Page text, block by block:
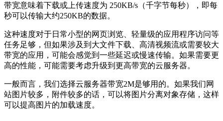
带宽意味着下载或上传速度为 250KB/s（千字节每秒），即每
秒可以传输大约250KB的数据。
这种速度对于日常小型的网页浏览、轻量级的应用程序访问等
任务足够，但如果涉及到大文件下载、高清视频流或需要较大
带宽的应用，可能会感觉到一些延迟或慢速传输。如果需要更
高的性能，可能需要考虑升级到更高带宽的云服务器。
一般而言，我们选择云服务器带宽2M是够用的。如果我们网
站图片较多，附件较多的话，可以将图片分离对象存储，这样
可以提高图片的加载速度。